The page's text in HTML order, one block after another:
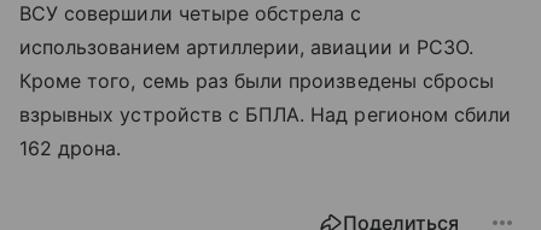
ВСУ совершили четыре обстрела с
использованием артиллерии, авиации и РСЗО.
Кроме того, семь раз были произведены сбросы
взрывных устройств с БПЛА. Над регионом сбили
162 дрона.
Поделиться